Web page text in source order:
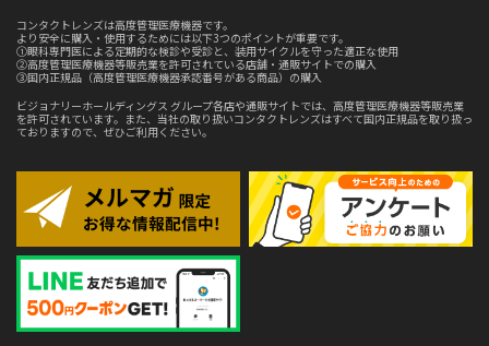
コンタクトレンズは高度管理医療機器です。
より安全に購入・使用するためには以下3つのポイントが重要です。
①眼科専門医による定期的な検診や受診と、装用サイクルを守った適正な使用
②高度管理医療機器等販売業を許可されている店舗・通販サイトでの購入
③国内正規品（高度管理医療機器承認番号がある商品）の購入
ビジョナリーホールディングス グループ各店や通販サイトでは、高度管理医療機器等販売業
を許可されています。また、当社の取り扱いコンタクトレンズはすべて国内正規品を取り扱っ
ておりますので、ぜひご利用ください。